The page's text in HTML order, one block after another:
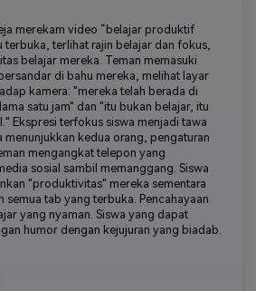
merekam video “belajar produktif
terbuka, terlihat rajin belajar dan fokus,
belajar mereka. Teman memasuki
di bahu mereka, melihat layar
kamera: "mereka telah berada di
satu jam" dan "itu bukan belajar, itu
Ekspresi terfokus siswa menjadi tawa
menunjukkan kedua orang, pengaturan
mengangkat telepon yang
sosial sambil memanggang. Siswa
"produktivitas" mereka sementara
semua tab yang terbuka. Pencahayaan
yang nyaman. Siswa yang dapat
humor dengan kejujuran yang biadab.